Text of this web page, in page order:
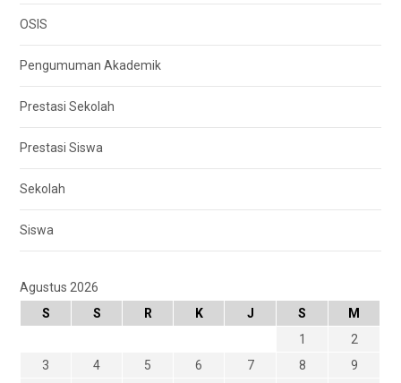
OSIS
Pengumuman Akademik
Prestasi Sekolah
Prestasi Siswa
Sekolah
Siswa
Agustus 2026
S
S R K J S
M
1
2
3
4 5 6 7 8
9